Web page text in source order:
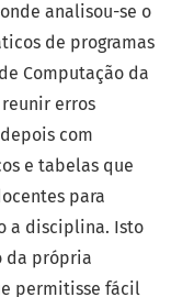
analisou-se o
de programas
Computação da
erros
com
e tabelas que
para
a disciplina. Isto
da própria
permitisse fácil